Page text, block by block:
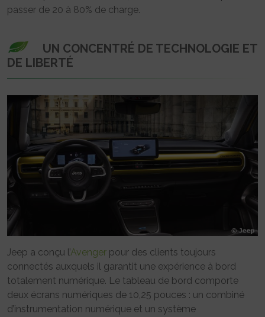
passer de 20 à 80% de charge.
UN CONCENTRÉ DE TECHNOLOGIE ET
DE LIBERTÉ
Jeep a conçu l’Avenger pour des clients toujours
connectés auxquels il garantit une expérience à bord
totalement numérique. Le tableau de bord comporte
deux écrans numériques de 10,25 pouces : un combiné
d’instrumentation numérique et un système